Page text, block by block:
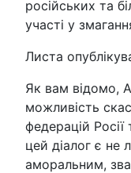
російських та
участі у
Листа
Як вам відомо,
можливість
федерацій
цей діалог є не
аморальним,